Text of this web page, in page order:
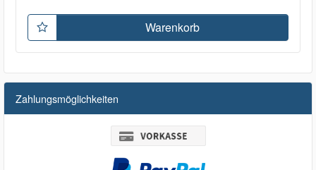
Warenkorb
Zahlungsmöglichkeiten